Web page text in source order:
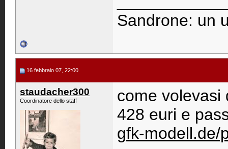
Sandrone: un
16 febbraio 07, 22:00
staudacher300
Coordinatore dello staff
come volevasi
428 euri e
gfk-modell.de/